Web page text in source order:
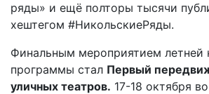
ряды» и ещё полторы тысячи
хештегом #НикольскиеРяды.
Финальным мероприятием летней
программы стал Первый
уличных театров. 17-18 октября